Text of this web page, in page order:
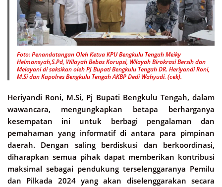
Foto: Penandatangan Oleh Ketua KPU Bengkulu Tengah Meiky
Helmansyah,S.Pd, Wilayah Bebas Korupsi, Wilayah Birokrasi Bersih dan
Melayani di saksikan oleh PJ Bupati Bengkulu Tengah DR. Heriyandi Roni,
M.Si dan Kapolres Bengkulu Tengah AKBP Dedi Wahyudi. (cek).
Heriyandi Roni, M.Si, Pj Bupati Bengkulu Tengah, dalam
wawancara, mengungkapkan betapa berharganya
kesempatan ini untuk berbagi pengalaman dan
pemahaman yang informatif di antara para pimpinan
daerah. Dengan saling berdiskusi dan berkoordinasi,
diharapkan semua pihak dapat memberikan kontribusi
maksimal sebagai pendukung terselenggaranya Pemilu
dan Pilkada 2024 yang akan diselenggarakan secara